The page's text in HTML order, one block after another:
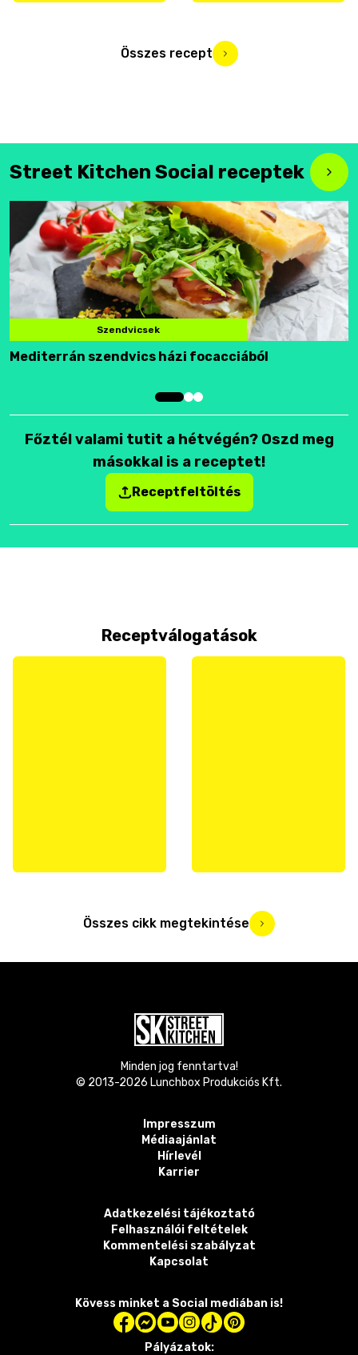
Összes recept
Street Kitchen Social receptek
Szendvicsek
Mediterrán szendvics házi focacciából
Főztél valami tutit a hétvégén? Oszd meg
másokkal is a receptet!
Receptfeltöltés
Receptválogatások
Összes cikk megtekintése
Minden jog fenntartva!
© 2013-2026 Lunchbox Produkciós Kft.
Impresszum
Médiaajánlat
Hírlevél
Karrier
Adatkezelési tájékoztató
Felhasználói feltételek
Kommentelési szabályzat
Kapcsolat
Kövess minket a Social mediában is!
Pályázatok: